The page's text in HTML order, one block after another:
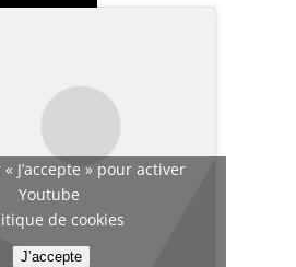
J’accepte » pour activer
Youtube
de cookies
J’accepte